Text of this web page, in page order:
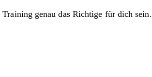
genau das Richtige für dich sein.